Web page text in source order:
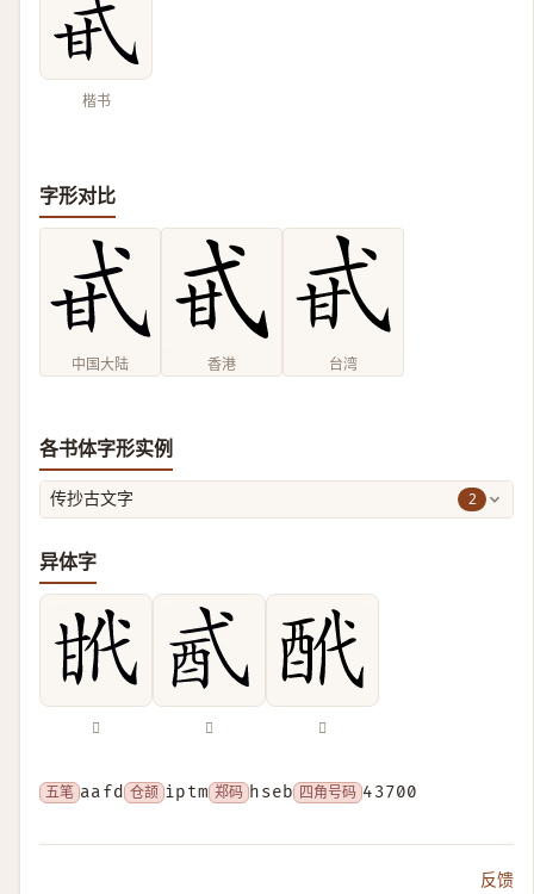
楷书
字形对比
中国大陆 香港 台湾
各书体字形实例
传抄古文字 2
异体字
𢎌 𨟲 𨠍
五笔 aafd 仓颉 iptm 郑码 hseb 四角号码 43700
反馈